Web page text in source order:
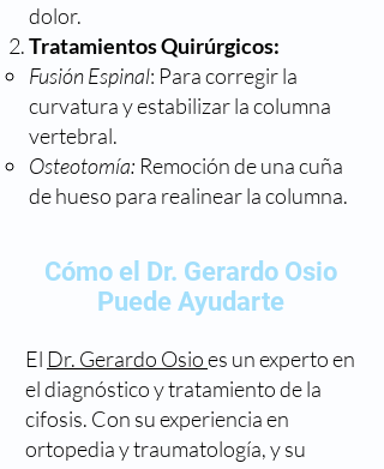
dolor.
Tratamientos Quirúrgicos:
Fusión Espinal: Para corregir la
curvatura y estabilizar la columna
vertebral.
Osteotomía: Remoción de una cuña
de hueso para realinear la columna.
Cómo el Dr. Gerardo Osio
Puede Ayudarte
El Dr. Gerardo Osioes un experto en
el diagnóstico y tratamiento de la
cifosis. Con su experiencia en
ortopedia y traumatología, y su